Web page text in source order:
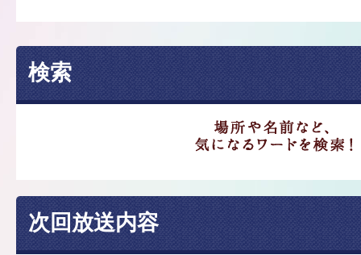
検索
次回放送内容